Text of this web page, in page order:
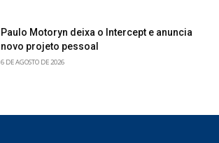
Paulo Motoryn deixa o Intercept e anuncia
novo projeto pessoal
6 DE AGOSTO DE 2026